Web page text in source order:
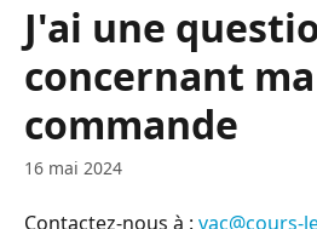
J'ai une
concernant ma
commande
16 mai 2024
Contactez-nous à : vac@cours-